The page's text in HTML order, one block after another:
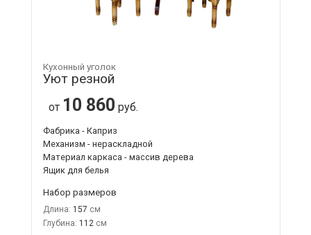
Кухонный уголок
Уют резной
от 10 860 руб.
Фабрика - Каприз
Механизм - нераскладной
Материал каркаса - массив дерева
Ящик для белья
Набор размеров
Длина: 157
Глубина: 112